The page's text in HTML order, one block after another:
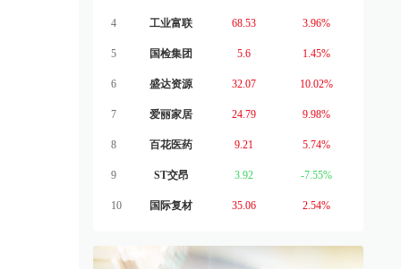
4 工业富联 68.53 3.96%
5 国检集团 5.6 1.45%
6 盛达资源 32.07 10.02%
7 爱丽家居 24.79 9.98%
8 百花医药 9.21 5.74%
9 ST交昂 3.92 -7.55%
10 国际复材 35.06 2.54%